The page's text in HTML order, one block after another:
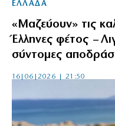
ΕΛΛΑΔΑ
«Μαζεύουν» τις
Έλληνες φέτος –
σύντομες
16|06|2026 | 21:50